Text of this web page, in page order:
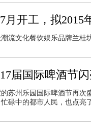
月开工，拟2015
流文化餐饮娱乐品牌兰桂
届国际啤酒节
苏州乐园国际啤酒节再
碌中的都市人民，也点亮